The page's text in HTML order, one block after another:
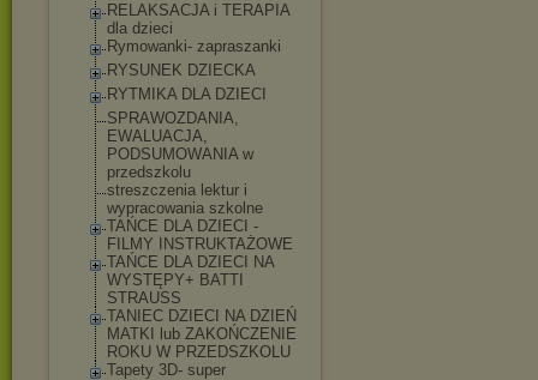
RELAKSACJA i TERAPIA
dla dzieci
Rymowanki- zapraszanki
RYSUNEK DZIECKA
RYTMIKA DLA DZIECI
SPRAWOZDANIA,
EWALUACJA,
PODSUMOWANIA w
przedszkolu
streszczenia lektur i
wypracowania szkolne
TAŃCE DLA DZIECI -
FILMY INSTRUKTAŻOWE
TAŃCE DLA DZIECI NA
WYSTĘPY+ BATTI
STRAUSS
TANIEC DZIECI NA DZIEŃ
MATKI lub ZAKOŃCZENIE
ROKU W PRZEDSZKOLU
Tapety 3D- super